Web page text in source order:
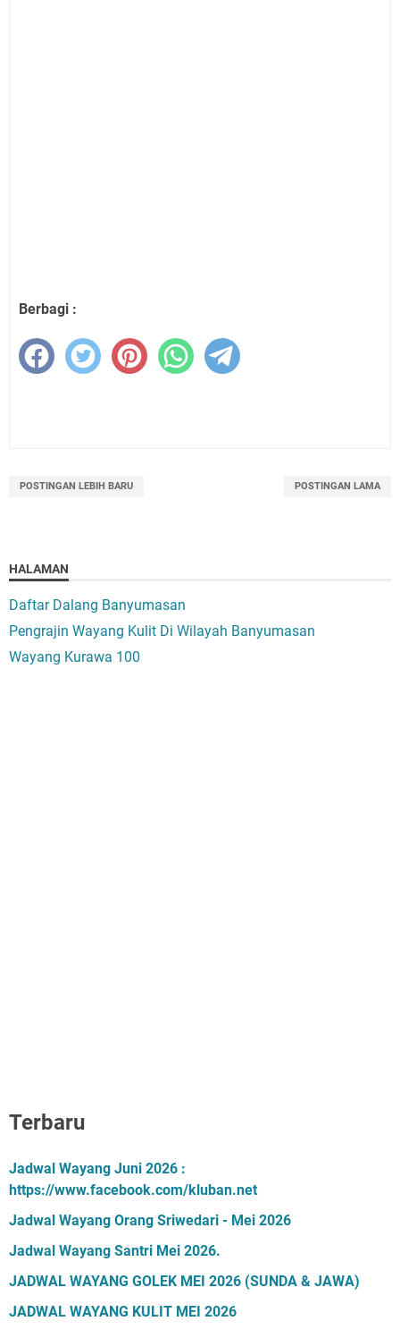
Berbagi :
POSTINGAN LEBIH BARU POSTINGAN LAMA
HALAMAN
Daftar Dalang Banyumasan
Pengrajin Wayang Kulit Di Wilayah Banyumasan
Wayang Kurawa 100
Terbaru
Jadwal Wayang Juni 2026 :
https://www.facebook.com/kluban.net
Jadwal Wayang Orang Sriwedari - Mei 2026
Jadwal Wayang Santri Mei 2026.
JADWAL WAYANG GOLEK MEI 2026 (SUNDA & JAWA)
JADWAL WAYANG KULIT MEI 2026